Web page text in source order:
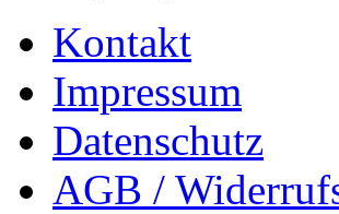
Kontakt
Impressum
Datenschutz
AGB /